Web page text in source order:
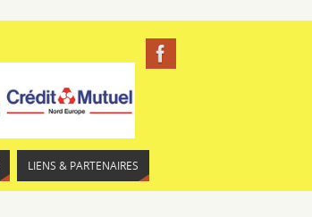
LIENS & PARTENAIRES